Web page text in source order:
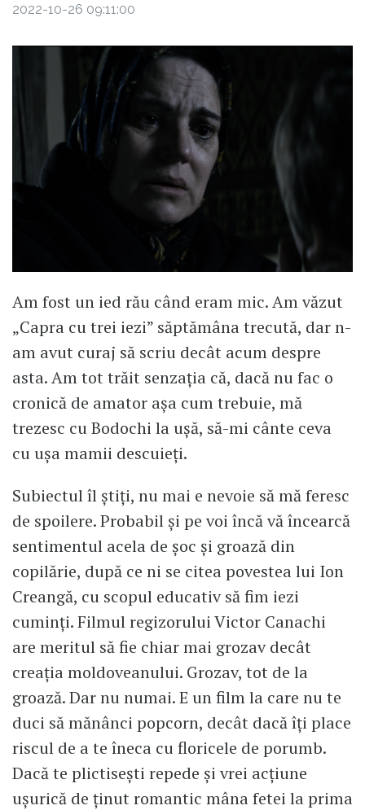
2022-10-26 09:11:00
Am fost un ied rău când eram mic. Am văzut
„Capra cu trei iezi” săptămâna trecută, dar n-
am avut curaj să scriu decât acum despre
asta. Am tot trăit senzația că, dacă nu fac o
cronică de amator așa cum trebuie, mă
trezesc cu Bodochi la ușă, să-mi cânte ceva
cu ușa mamii descuieți.
Subiectul îl știți, nu mai e nevoie să mă feresc
de spoilere. Probabil și pe voi încă vă încearcă
sentimentul acela de șoc și groază din
copilărie, după ce ni se citea povestea lui Ion
Creangă, cu scopul educativ să fim iezi
cuminți. Filmul regizorului Victor Canachi
are meritul să fie chiar mai grozav decât
creația moldoveanului. Grozav, tot de la
groază. Dar nu numai. E un film la care nu te
duci să mănânci popcorn, decât dacă îți place
riscul de a te îneca cu floricele de porumb.
Dacă te plictisești repede și vrei acțiune
ușurică de ținut romantic mâna fetei la prima